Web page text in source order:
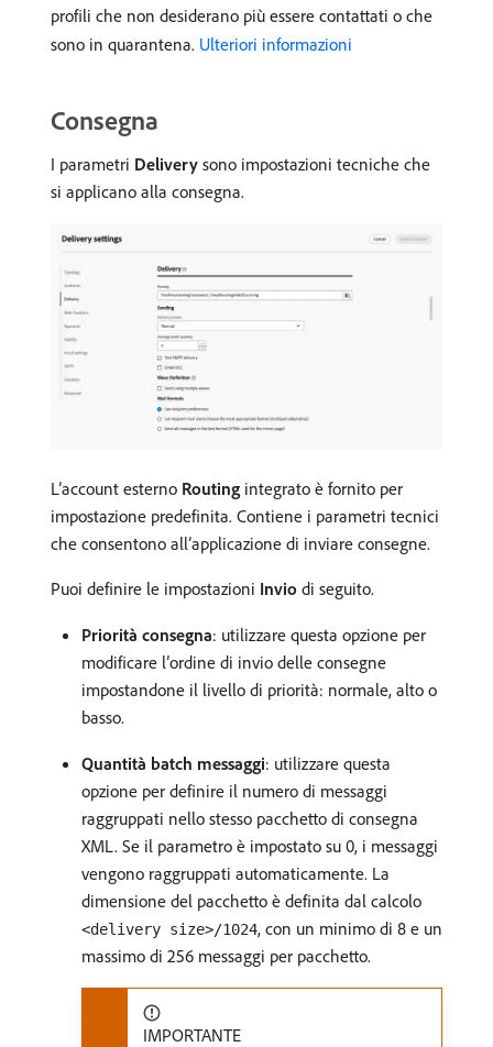
profili che non desiderano più essere contattati o che
sono in quarantena. Ulteriori informazioni
Consegna
I parametri Delivery sono impostazioni tecniche che
si applicano alla consegna.
L’account esterno Routing integrato è fornito per
impostazione predefinita. Contiene i parametri tecnici
che consentono all’applicazione di inviare consegne.
Puoi definire le impostazioni Invio di seguito.
Priorità consegna: utilizzare questa opzione per
modificare l’ordine di invio delle consegne
impostandone il livello di priorità: normale, alto o
basso.
Quantità batch messaggi: utilizzare questa
opzione per definire il numero di messaggi
raggruppati nello stesso pacchetto di consegna
XML. Se il parametro è impostato su 0, i messaggi
vengono raggruppati automaticamente. La
dimensione del pacchetto è definita dal calcolo
<delivery size>/1024, con un minimo di 8 e un
massimo di 256 messaggi per pacchetto.
IMPORTANTE